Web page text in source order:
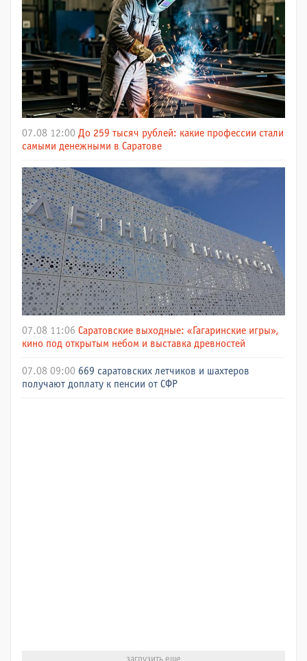
07.08 12:00 До 259 тысяч рублей: какие профессии стали
самыми денежными в Саратове
07.08 11:06 Саратовские выходные: «Гагаринские игры»,
кино под открытым небом и выставка древностей
07.08 09:00 669 саратовских летчиков и шахтеров
получают доплату к пенсии от СФР